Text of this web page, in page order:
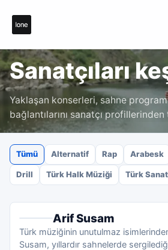
Sanatçıları
Yaklaşan konserleri, sahne
bağlantılarını sanatçı
Tümü Alternatif Rap Arabesk
Drill Türk Halk Müziği Türk
Arif Susam
Türk müziğinin unutulmaz
Susam, yıllardır sahnelerde